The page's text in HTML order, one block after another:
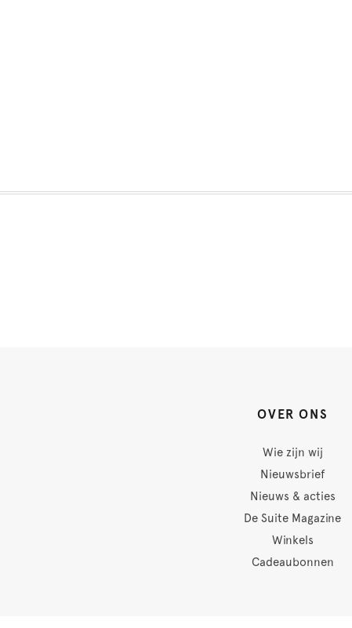
OVER ONS
Wie zijn wij
Nieuwsbrief
Nieuws & acties
De Suite Magazine
Winkels
Cadeaubonnen